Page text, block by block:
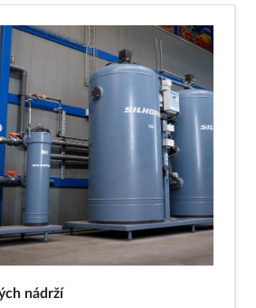
nádrží